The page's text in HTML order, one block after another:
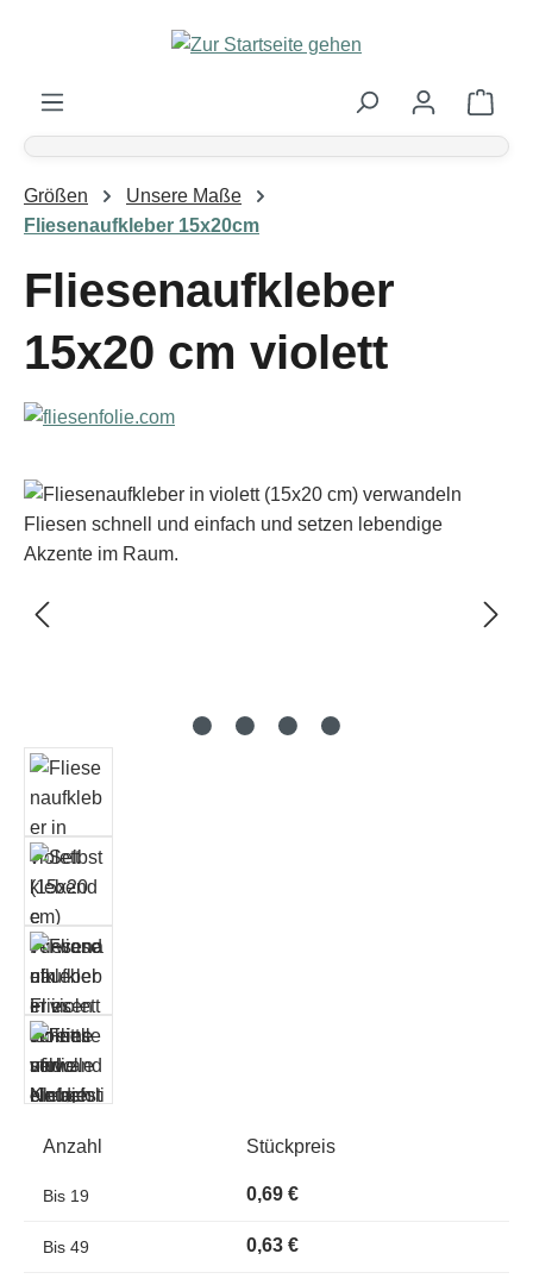
Zum Hauptinhalt springen
Größen
Unsere Maße
Fliesenaufkleber 15x20cm
Fliesenaufkleber
15x20 cm violett
Bildergalerie überspringen
Anzahl Stückpreis
Bis 19 0,69 €
Bis 49 0,63 €